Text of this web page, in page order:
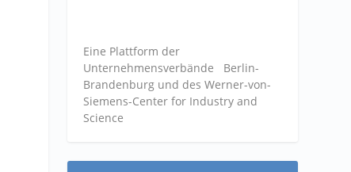
Eine Plattform der
Unternehmensverbände Berlin-
Brandenburg und des Werner-von-
Siemens-Center for Industry and
Science